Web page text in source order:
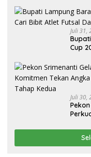
Juli 31,
Cup
Juli 30,
Kedua